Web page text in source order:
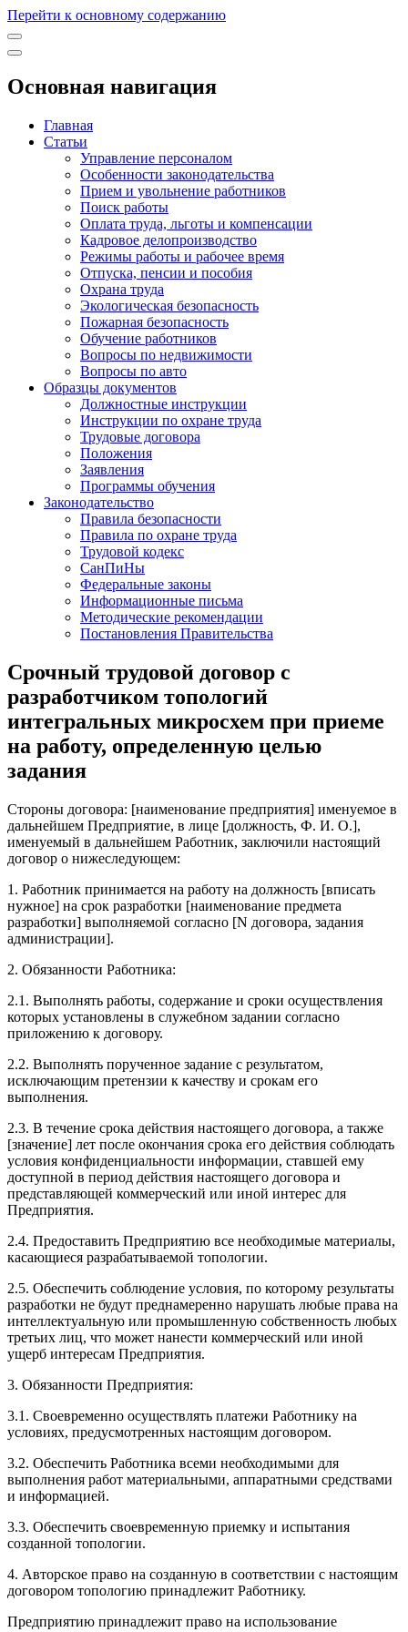
Перейти к основному содержанию
Основная навигация
Главная
Статьи
Управление персоналом
Особенности законодательства
Прием и увольнение работников
Поиск работы
Оплата труда, льготы и компенсации
Кадровое делопроизводство
Режимы работы и рабочее время
Отпуска, пенсии и пособия
Охрана труда
Экологическая безопасность
Пожарная безопасность
Обучение работников
Вопросы по недвижимости
Вопросы по авто
Образцы документов
Должностные инструкции
Инструкции по охране труда
Трудовые договора
Положения
Заявления
Программы обучения
Законодательство
Правила безопасности
Правила по охране труда
Трудовой кодекс
СанПиНы
Федеральные законы
Информационные письма
Методические рекомендации
Постановления Правительства
Срочный трудовой договор с
разработчиком топологий
интегральных микросхем при приеме
на работу, определенную целью
задания
Стороны договоpа: [наименование предприятия] именуемое в
дальнейшем Предприятие, в лице [должность, Ф. И. О.],
именуемый в дальнейшем Работник, заключили настоящий
договоp о нижеследующем:
1. Работник принимается на работу на должность [вписать
нужное] на срок разработки [наименование предмета
разработки] выполняемой согласно [N договора, задания
администрации].
2. Обязанности Работника:
2.1. Выполнять работы, содержание и сроки осуществления
которых установлены в служебном задании согласно
приложению к договоpу.
2.2. Выполнять порученное задание с результатом,
исключающим претензии к качеству и срокам его
выполнения.
2.3. В течение срока действия настоящего договоpа, а также
[значение] лет после окончания срока его действия соблюдать
условия конфиденциальности информации, ставшей ему
доступной в период действия настоящего договоpа и
представляющей коммерческий или иной интерес для
Предприятия.
2.4. Предоставить Предприятию все необходимые материалы,
касающиеся разрабатываемой топологии.
2.5. Обеспечить соблюдение условия, по которому результаты
разработки не будут преднамеренно нарушать любые права на
интеллектуальную или промышленную собственность любых
третьих лиц, что может нанести коммерческий или иной
ущерб интересам Предприятия.
3. Обязанности Предприятия:
3.1. Своевременно осуществлять платежи Работнику на
условиях, предусмотренных настоящим договоpом.
3.2. Обеспечить Работника всеми необходимыми для
выполнения работ материальными, аппаратными средствами
и информацией.
3.3. Обеспечить своевременную приемку и испытания
созданной топологии.
4. Авторское право на созданную в соответствии с настоящим
договоpом топологию принадлежит Работнику.
Предприятию принадлежит право на использование